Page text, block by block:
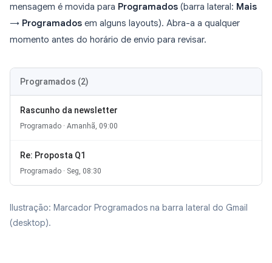
mensagem é movida para Programados (barra lateral: Mais
→ Programados em alguns layouts). Abra-a a qualquer
momento antes do horário de envio para revisar.
Programados (2)
Rascunho da newsletter
Programado · Amanhã, 09:00
Re: Proposta Q1
Programado · Seg, 08:30
Ilustração: Marcador Programados na barra lateral do Gmail
(desktop).